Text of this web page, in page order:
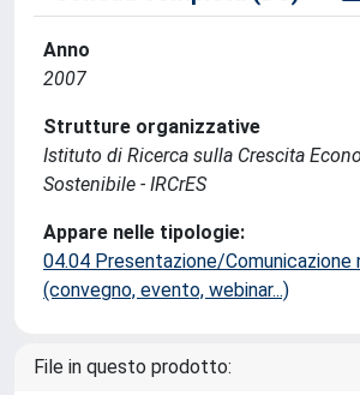
Anno
2007
Strutture organizzative
Istituto di Ricerca sulla Crescita
Sostenibile - IRCrES
Appare nelle tipologie:
04.04 Presentazione/Comunicazione
(convegno, evento, webinar...)
File in questo prodotto: